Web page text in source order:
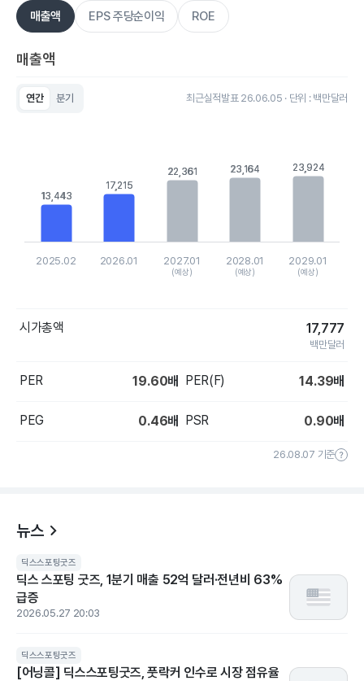
매출액 EPS 주당순이익 ROE
매출액
연간 분기 최근실적발표 26.06.05 · 단위 : 백만달러
The chart has 1 X axis displaying categories.
The chart has 1 Y axis displaying values. Data ranges from
13,443
13,443
17,215
17,215
22,361
22,361 23,164
23,164 23,924
23,924
2025.02 2026.01 2027.01
(예상)
2028.01
(예상)
2029.01
(예상)
시가총액 17,777
백만달러
PER 19.60배 PER(F) 14.39배
PEG 0.46배 PSR 0.90배
26.08.07 기준
뉴스
딕스스포팅굿즈
딕스 스포팅 굿즈, 1분기 매출 52억 달러·전년비 63%
급증
2026.05.27 20:03
딕스스포팅굿즈
[어닝콜] 딕스스포팅굿즈, 풋락커 인수로 시장 점유율